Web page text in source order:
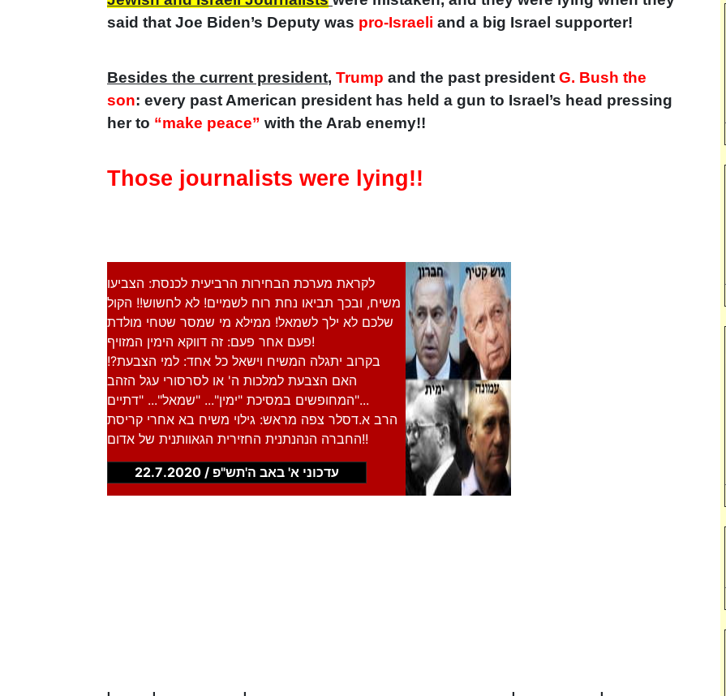
said that Joe Biden’s Deputy was pro-Israeli and a big Israel supporter!
Besides the current president, Trump and the past president G. Bush the
son: every past American president has held a gun to Israel’s head pressing
her to “make peace” with the Arab enemy!!
Those journalists were lying!!
לקראת מערכת הבחירות הרביעית לכנסת: הצביעו
משיח, ובכך תביאו נחת רוח לשמיים! לא לחשוש!! הקול
שלכם לא ילך לשמאל! ממילא מי שמסר שטחי מולדת
פעם אחר פעם: זה דווקא הימין המזויף!
בקרוב יתגלה המשיח וישאל כל אחד: למי הצבעת?!
האם הצבעת למלכות ה' או לסרסורי עגל הזהב
המחופשים במסיכת "ימין"... "שמאל"... "דתיים"...
הרב א.דסלר צפה מראש: גילוי משיח בא אחרי קריסת
החברה הנהנתנית החזירית הגאוותנית של אדום!!
עדכוני א' באב ה'תש"פ / 22.7.2020